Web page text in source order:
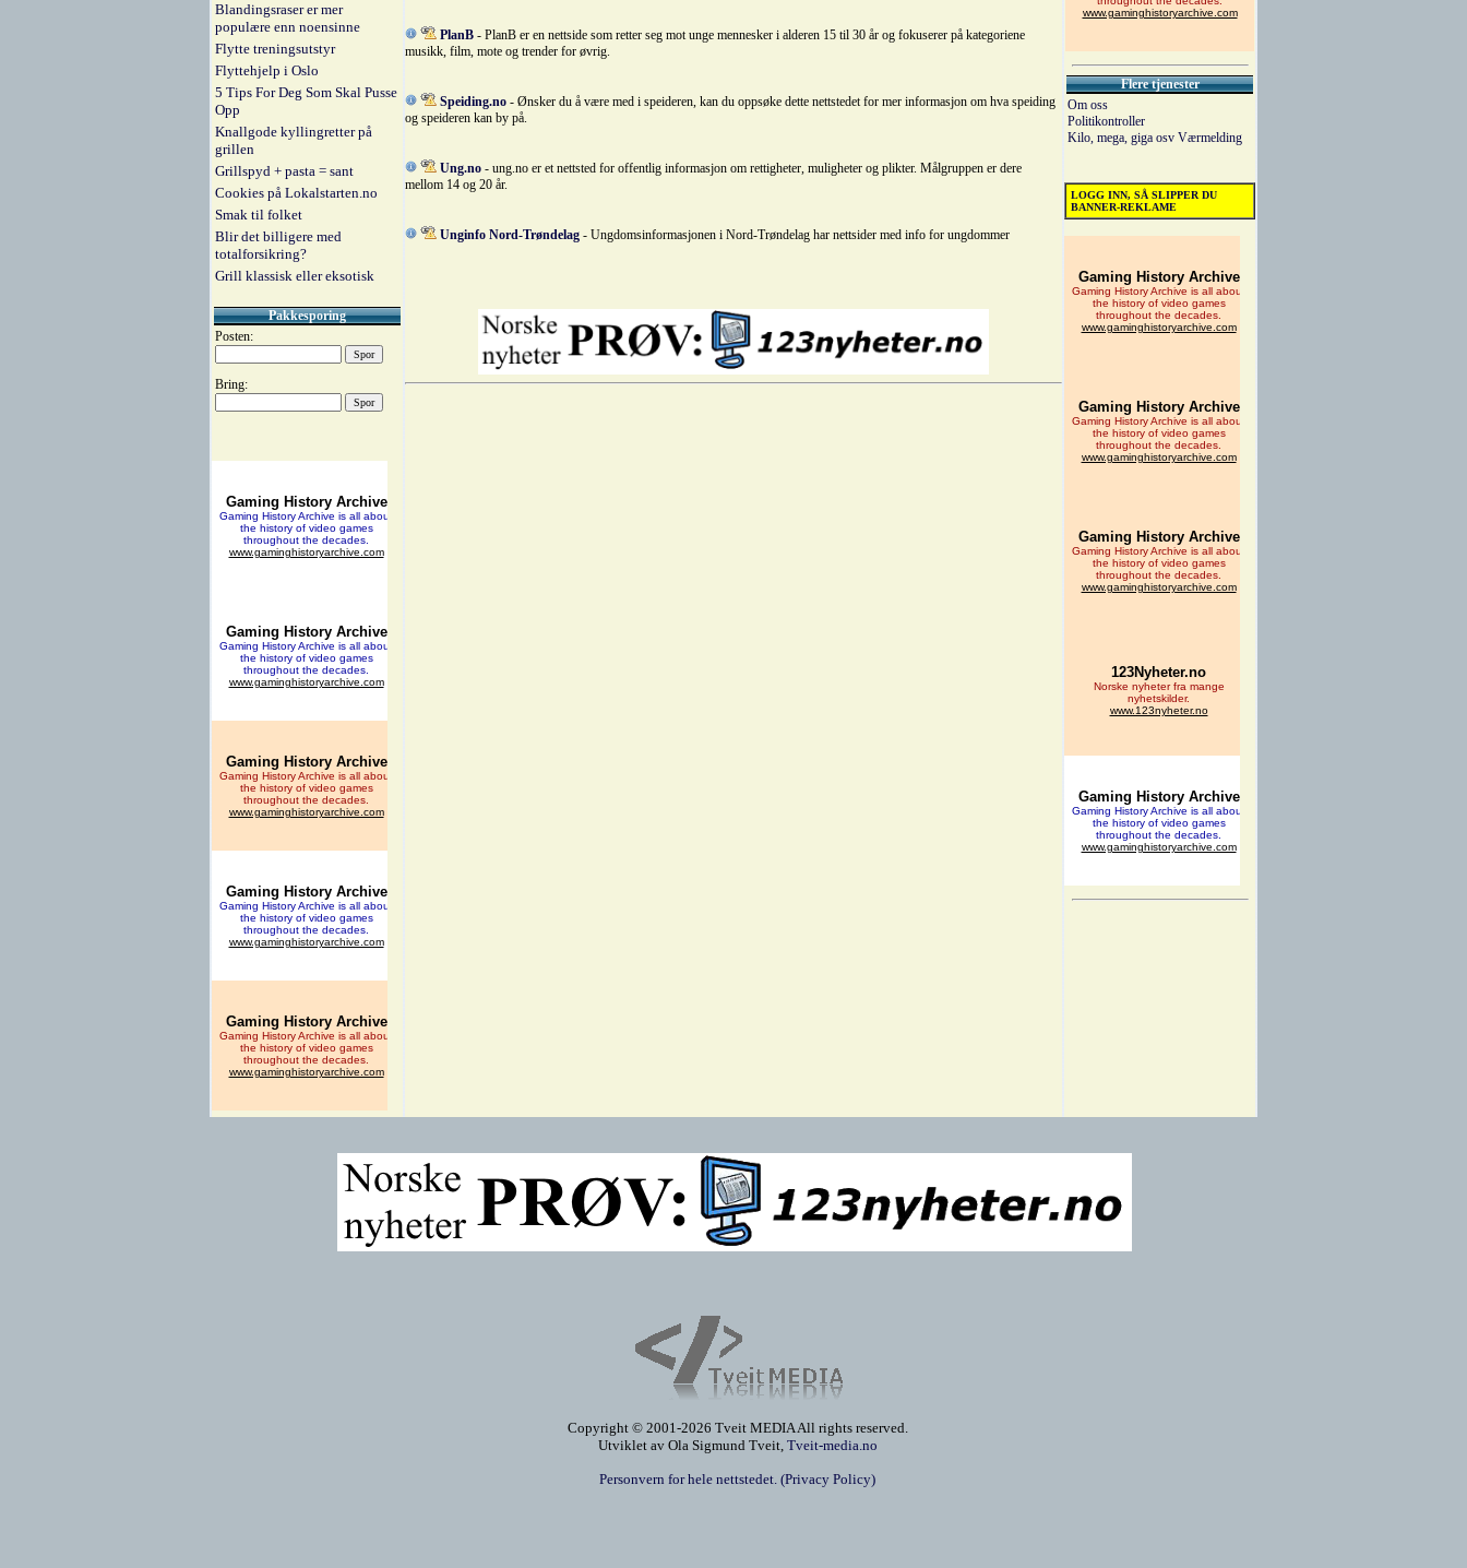
Blandingsraser er mer
populære enn noensinne
Flytte treningsutstyr
Flyttehjelp i Oslo
5 Tips For Deg Som Skal Pusse
Opp
Knallgode kyllingretter på
grillen
Grillspyd + pasta = sant
Cookies på Lokalstarten.no
Smak til folket
Blir det billigere med
totalforsikring?
Grill klassisk eller eksotisk
Pakkesporing
Posten:
Bring:
PlanB - PlanB er en nettside som retter seg mot unge mennesker i alderen 15 til 30 år og fokuserer på kategoriene
musikk, film, mote og trender for øvrig.
Speiding.no - Ønsker du å være med i speideren, kan du oppsøke dette nettstedet for mer informasjon om hva speiding
og speideren kan by på.
Ung.no - ung.no er et nettsted for offentlig informasjon om rettigheter, muligheter og plikter. Målgruppen er dere
mellom 14 og 20 år.
Unginfo Nord-Trøndelag - Ungdomsinformasjonen i Nord-Trøndelag har nettsider med info for ungdommer
Flere tjenester
Om oss
Politikontroller
Kilo, mega, giga osv Værmelding
LOGG INN, SÅ SLIPPER DU
BANNER-REKLAME
Copyright © 2001-2026 Tveit MEDIA All rights reserved.
Utviklet av Ola Sigmund Tveit, Tveit-media.no
Personvern for hele nettstedet. (Privacy Policy)